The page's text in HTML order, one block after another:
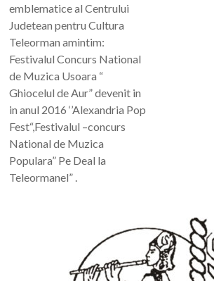
emblematice al Centrului
Judetean pentru Cultura
Teleorman amintim:
Festivalul Concurs National
de Muzica Usoara “
Ghiocelul de Aur” devenit in
in anul 2016 ‘’Alexandria Pop
Fest“,Festivalul –concurs
National de Muzica
Populara” Pe Deal la
Teleormanel” .